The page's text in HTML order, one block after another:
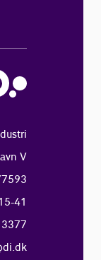
V
41